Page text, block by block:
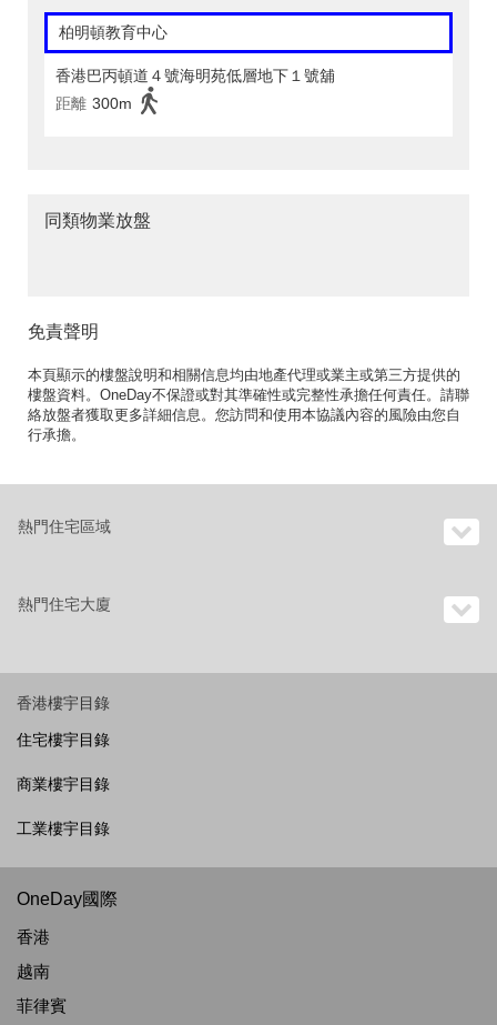
柏明頓教育中心
香港巴丙頓道４號海明苑低層地下１號舖
距離 300m
同類物業放盤
免責聲明
本頁顯示的樓盤說明和相關信息均由地產代理或業主或第三方提供的
樓盤資料。OneDay不保證或對其準確性或完整性承擔任何責任。請聯
絡放盤者獲取更多詳細信息。您訪問和使用本協議內容的風險由您自
行承擔。
熱門住宅區域
熱門住宅大廈
香港樓宇目錄
住宅樓宇目錄
商業樓宇目錄
工業樓宇目錄
OneDay國際
香港
越南
菲律賓